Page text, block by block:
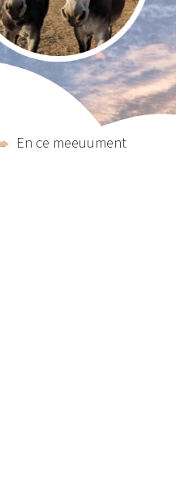
En ce meeuument